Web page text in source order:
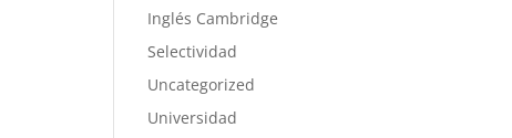
Inglés Cambridge
Selectividad
Uncategorized
Universidad